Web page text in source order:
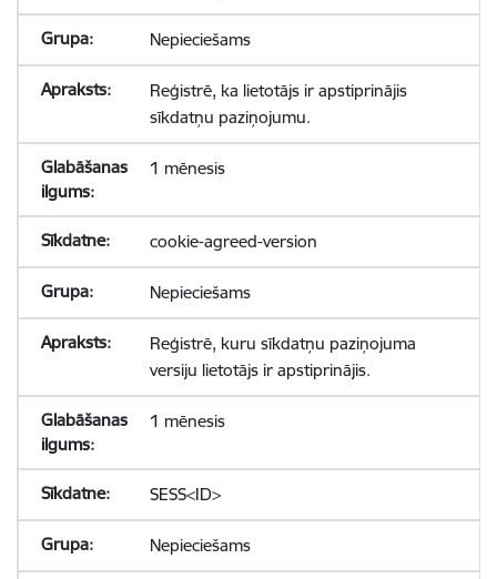
Nepieciešams
Reģistrē, ka lietotājs ir apstiprinājis
sīkdatņu paziņojumu.
1 mēnesis
cookie-agreed-version
Nepieciešams
Reģistrē, kuru sīkdatņu paziņojuma
versiju lietotājs ir apstiprinājis.
1 mēnesis
SESS<ID>
Nepieciešams